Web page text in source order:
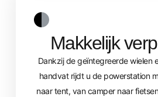
Makkelijk
Dankzij de geïntegreerde wielen
handvat rijdt u de powerstation
naar tent, van camper naar